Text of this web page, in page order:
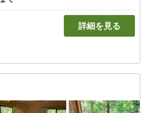
詳細を見る